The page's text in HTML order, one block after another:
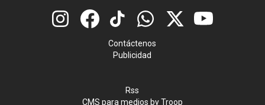
Contáctenos
Publicidad
Rss
CMS para medios byTroop